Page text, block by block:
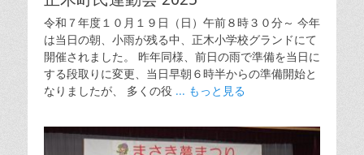
令和７年度１０月１９日（日）午前８時３０分～ 今年
は当日の朝、小雨が残る中、正木小学校グランドにて
開催されました。 昨年同様、前日の雨で準備を当日に
する段取りに変更、当日早朝６時半からの準備開始と
なりましたが、 多くの役 ... もっと見る